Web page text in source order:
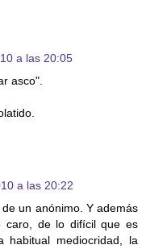
a las 20:05
asco".
a las 20:22
un anónimo. Y además
caro, de lo difícil que es
mediocridad, la